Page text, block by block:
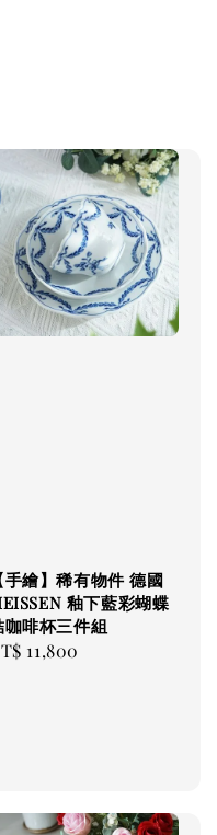
【手繪】稀有物件 德國
釉下藍彩蝴蝶
咖啡杯三件組
11,800